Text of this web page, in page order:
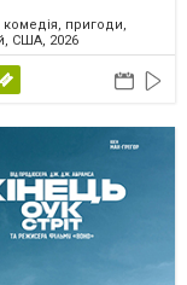
комедія, пригоди,
США, 2026